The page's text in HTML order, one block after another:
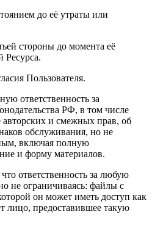
до её утраты или
стороны до момента её
Ресурса.
Пользователя.
ответственность за
РФ, в том числе
авторских и смежных прав, об
обслуживания, но не
включая полную
и форму материалов.
ответственность за любую
не ограничиваясь: файлы с
он может иметь доступ как
лицо, предоставившее такую